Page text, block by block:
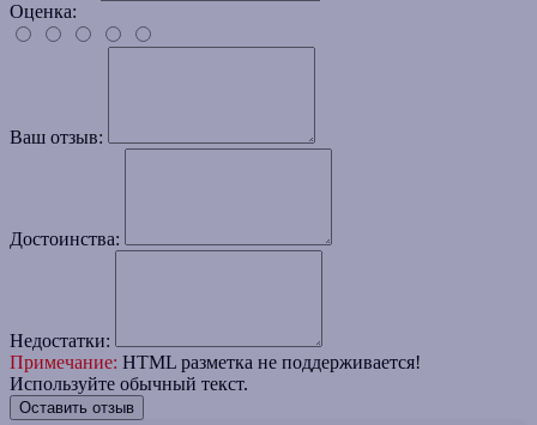
Оценка:
Ваш отзыв:
Достоинства:
Недостатки:
Примечание: HTML разметка не поддерживается!
Используйте обычный текст.
Оставить отзыв